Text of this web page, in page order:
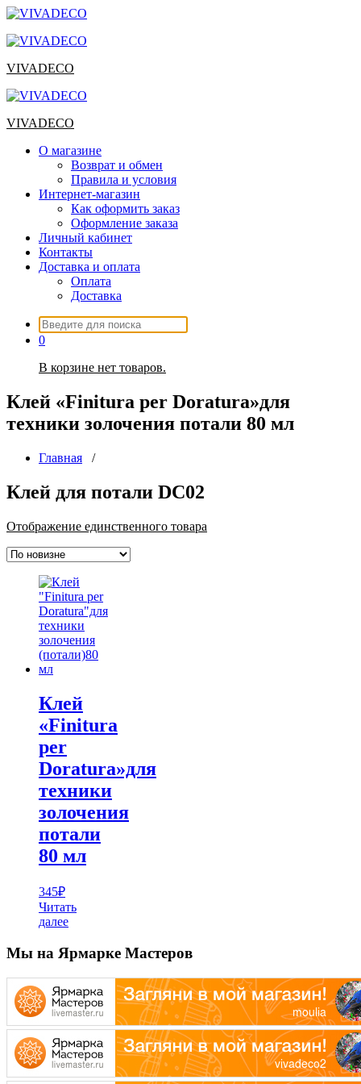
Перейти
содержимому
VIVADECO
VIVADECO
О магазине
Возврат и обмен
Правила и условия
Интернет-магазин
Как оформить заказ
Оформление заказа
Личный кабинет
Контакты
Доставка и оплата
Оплата
Доставка
Искать:
0
В корзине нет товаров.
Клей «Finitura per Doratura»для
техники золочения потали 80 мл
Главная /
Клей для потали DC02
Отображение единственного товара
Клей
«Finitura
per
Doratura»для
техники
золочения
потали
80 мл
345₽
Читать
далее
Мы на Ярмарке Мастеров